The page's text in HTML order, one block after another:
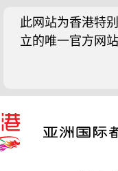
此网站为香港特
立的唯一官方网站